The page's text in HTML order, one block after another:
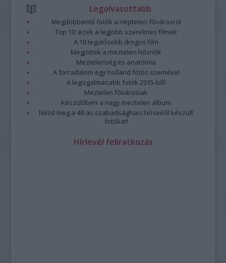
Legolvasottabb
Megdöbbentő fotók a néptelen fővárosról
Top 10: ezek a legjobb szerelmes filmek
A 10 legütősebb drogos film
Megjöttek a meztelen hősnők
Meztelenség és anatómia
A forradalom egy holland fotós szemével
A legizgalmasabb fotók 2015-ből
Meztelen fővárosiak
Készülőben a nagy meztelen album
Nézd meg a 48-as szabadságharc hőseiről készült
fotókat!
Hírlevél feliratkozás